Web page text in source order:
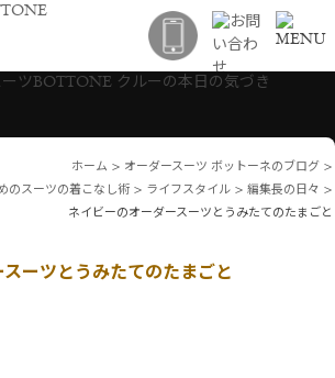
ホーム > オーダースーツ ボットーネのブログ >
のスーツの着こなし術 > ライフスタイル > 編集長の日々 >
ネイビーのオーダースーツとうみたてのたまごと
ーツとうみたてのたまごと